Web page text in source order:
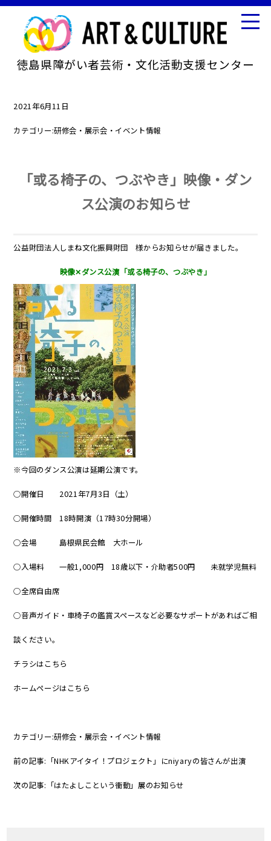
徳島県障がい者芸術・文化活動支援センター
2021年6月11日
カテゴリー:研修会・展示会・イベント情報
「或る椅子の、つぶやき」映像・ダン
ス公演のお知らせ
公益財団法人しまね文化振興財団 様からお知らせが届きました。
映像✕ダンス公演「或る椅子の、つぶやき」
※今回のダンス公演は延期公演です。
○開催日 2021年7月3日（土）
○開催時間 18時開演（17時30分開場）
○会場 島根県民会館 大ホール
○入場料 一般1,000円 18歳以下・介助者500円 未就学児無料
○全席自由席
○音声ガイド・車椅子の鑑賞スペースなど必要なサポートがあればご相
談ください。
チラシはこちら
ホームページはこちら
カテゴリー:研修会・展示会・イベント情報
前の記事: 「NHKアイタイ！プロジェクト」にniyaryの皆さんが出演
次の記事: 「はたよしこという衝動」展のお知らせ